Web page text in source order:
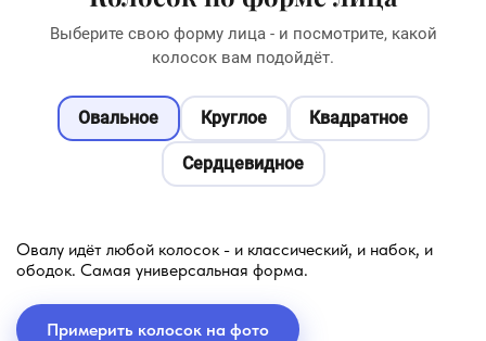
Выберите свою форму лица - и посмотрите, какой
колосок вам подойдёт.
Овальное Круглое Квадратное
Сердцевидное
Овалу идёт любой колосок - и классический, и набок, и
ободок. Самая универсальная форма.
Примерить колосок на фото